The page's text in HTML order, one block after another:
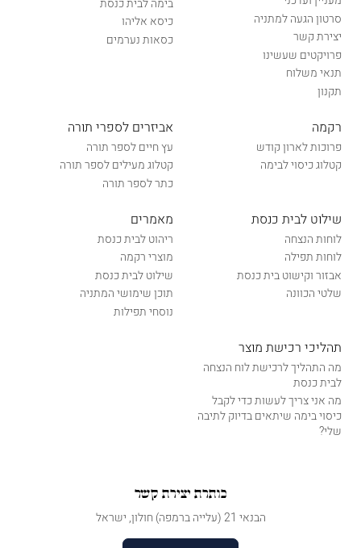
סרטון הגעה למתניה
יצירת קשר
פרויקטים שעשינו
תנאי משלוח
תקנון
כיסא אליהו
כסאות נערמים
רקמה
פרוכות לארון קודש
קטלוג כיסוי לבימה
אביזרים לספרי תורה
עץ חיים לספר תורה
קטלוג מעילים לספר תורה
כתר לספר תורה
שילוט לבית כנסת
לוחות הנצחה
לוחות תפילה
אבזור וקישוט בית כנסת
שלטי הכוונה
מאמרים
ריהוט לבית כנסת
מוצרי רקמה
שילוט לבית כנסת
תוכן שימושי המתניה
נוסחי תפילות
תהליכי רכישת מוצר
מה התהליך לרכישת לוח הנצחה
לבית כנסת
מה אני צריך לעשות כדי לקבל
כיסוי בימה שיתאים בדיוק לתיבה
שלי?
כותרת יצירת קשר
הבנאי 21 (עלייה ברמפה) חולון, ישראל